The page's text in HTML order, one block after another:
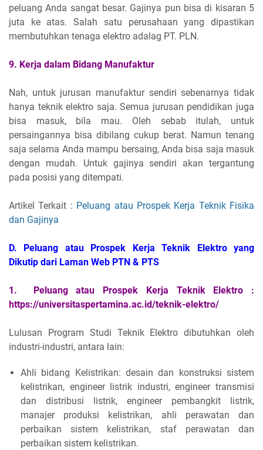
peluang Anda sangat besar. Gajinya pun bisa di kisaran 5
juta ke atas. Salah satu perusahaan yang dipastikan
membutuhkan tenaga elektro adalag PT. PLN.
9. Kerja dalam Bidang Manufaktur
Nah, untuk jurusan manufaktur sendiri sebenarnya tidak
hanya teknik elektro saja. Semua jurusan pendidikan juga
bisa masuk, bila mau. Oleh sebab itulah, untuk
persaingannya bisa dibilang cukup berat. Namun tenang
saja selama Anda mampu bersaing, Anda bisa saja masuk
dengan mudah. Untuk gajinya sendiri akan tergantung
pada posisi yang ditempati.
Artikel Terkait : Peluang atau Prospek Kerja Teknik Fisika
dan Gajinya
D. Peluang atau Prospek Kerja Teknik Elektro yang
Dikutip dari Laman Web PTN & PTS
1. Peluang atau Prospek Kerja Teknik Elektro :
https://universitaspertamina.ac.id/teknik-elektro/
Lulusan Program Studi Teknik Elektro dibutuhkan oleh
industri-industri, antara lain:
Ahli bidang Kelistrikan: desain dan konstruksi sistem
kelistrikan, engineer listrik industri, engineer transmisi
dan distribusi listrik, engineer pembangkit listrik,
manajer produksi kelistrikan, ahli perawatan dan
perbaikan sistem kelistrikan, staf perawatan dan
perbaikan sistem kelistrikan.